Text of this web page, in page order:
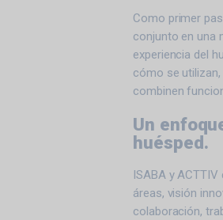
Como primer
conjunto en una
experiencia del
cómo se
combinen
Un
huésped.
ISABA y
áreas, visión
colaboración,